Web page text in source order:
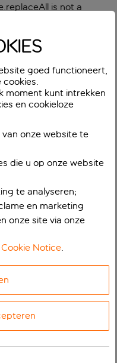
is not a
goed functioneert,
cookies.
moment kunt intrekken
en cookieloze
onze website te
die u op onze website
te analyseren;
en marketing
onze site via onze
Notice.